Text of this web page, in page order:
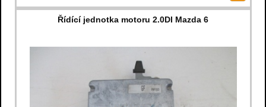
Řídící jednotka motoru 2.0DI Mazda 6